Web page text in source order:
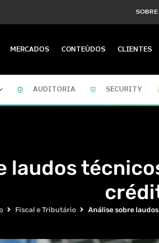
SOBRE
MERCADOS CONTEÚDOS CLIENTES
AUDITORIA SECURITY
laudos
Fiscal e Tributário Análise sobre